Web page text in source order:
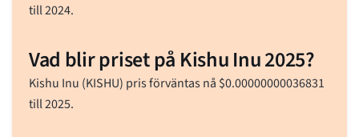
till 2024.
Vad blir priset på Kishu Inu 2025?
Kishu Inu (KISHU) pris förväntas nå $0.00000000036831
till 2025.